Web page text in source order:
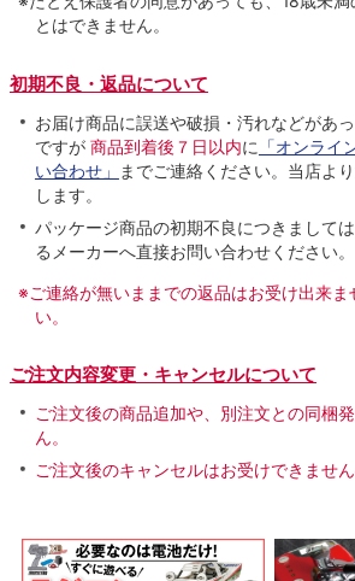
とはできません。
初期不良・返品について
お届け商品に誤送や破損・汚れなどがあ
ですが 商品到着後７日以内に 「オンライ
い合わせ」
までご連絡ください。当店よ
します。
パッケージ商品の初期不良につきまして
るメーカーへ直接お問い合わせください。
※ご連絡が無いままでの返品はお受け出来ま
い。
ご注文内容変更・キャンセルについて
ご注文後の商品追加や、別注文との同梱
ん。
ご注文後のキャンセルはお受けできませ